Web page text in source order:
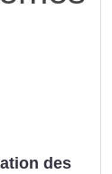
des